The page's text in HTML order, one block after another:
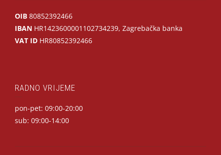
OIB 80852392466
IBAN HR1423600001102734239, Zagrebačka banka
VAT ID HR80852392466
RADNO VRIJEME
pon-pet: 09:00-20:00
sub: 09:00-14:00